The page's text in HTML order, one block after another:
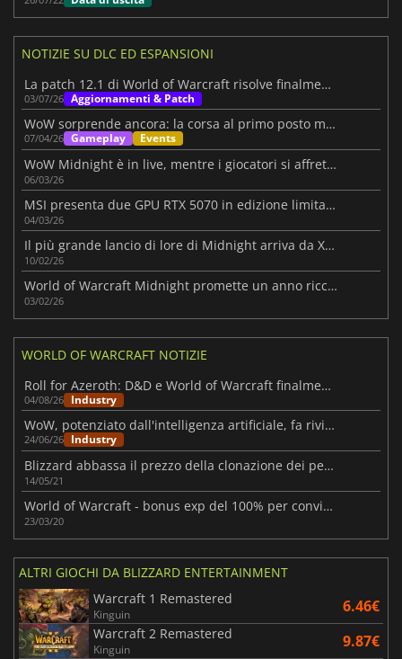
NOTIZIE SU DLC ED ESPANSIONI
La patch 12.1 di World of Warcraft risolve finalmente un piccolo incubo per gli amanti dei personaggi secondari
03/07/26 Aggiornamenti & Patch
WoW sorprende ancora: la corsa al primo posto mondiale
07/04/26 Gameplay Events
WoW Midnight è in live, mentre i giocatori si affrettano a livellare nella nuova espansione
06/03/26
MSI presenta due GPU RTX 5070 in edizione limitata a tema WoW
04/03/26
Il più grande lancio di lore di Midnight arriva da Xal'atath
10/02/26
World of Warcraft Midnight promette un anno ricco di contenuti
03/02/26
WORLD OF WARCRAFT NOTIZIE
Roll for Azeroth: D&D e World of Warcraft finalmente insieme
04/08/26 Industry
WoW, potenziato dall'intelligenza artificiale, fa rivivere il sogno di un MMO per giocatore singolo
24/06/26 Industry
Blizzard abbassa il prezzo della clonazione dei personaggi per Burning Crusade Classic!
14/05/21
World of Warcraft - bonus exp del 100% per convincervi a restare in casa!!
23/03/20
ALTRI GIOCHI DA BLIZZARD ENTERTAINMENT
Warcraft 1 Remastered
Kinguin 6.46€
Warcraft 2 Remastered
Kinguin 9.87€